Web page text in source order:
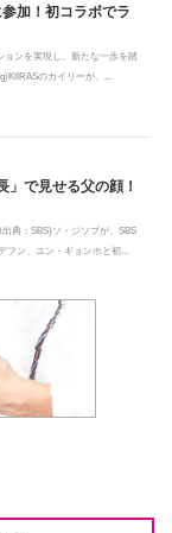
加！初コラボでラ
ョンを実現し、新たな一歩を踏
のカイリーが、...
」で見せる父の顔！
典：SBS)ソ・ジソブが、SBS
フン、ユン・ギョンホと初...